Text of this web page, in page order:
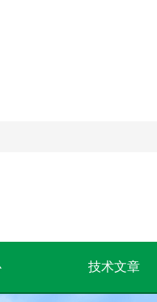
技术文章